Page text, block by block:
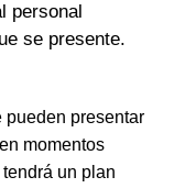
personal
se presente.
pueden presentar
momentos
un plan